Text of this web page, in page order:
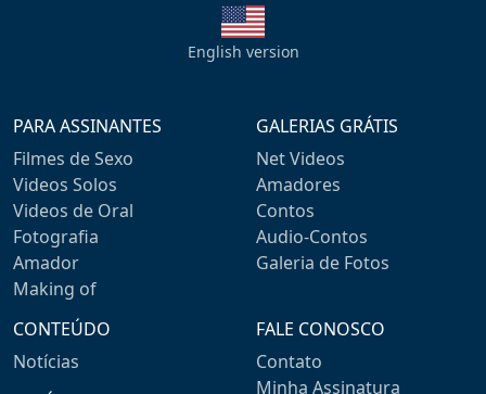
English version
PARA ASSINANTES
Filmes de Sexo
Videos Solos
Videos de Oral
Fotografia
Amador
Making of
GALERIAS GRÁTIS
Net Videos
Amadores
Contos
Audio-Contos
Galeria de Fotos
CONTEÚDO
Notícias
FALE CONOSCO
Contato
Minha Assinatura